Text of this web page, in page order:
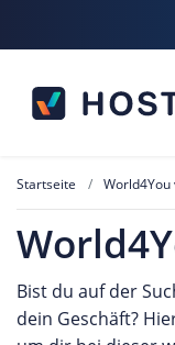
Startseite
Bist du auf der
dein Geschäft?